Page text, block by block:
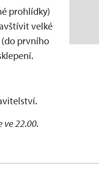
prohlídky)
velké
prvního
22.00.